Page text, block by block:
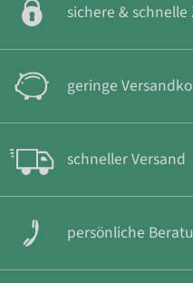
sichere &
geringe
schneller Versand
persönliche